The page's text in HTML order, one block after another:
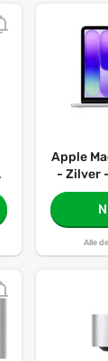
Apple
- Zilver -
Alle